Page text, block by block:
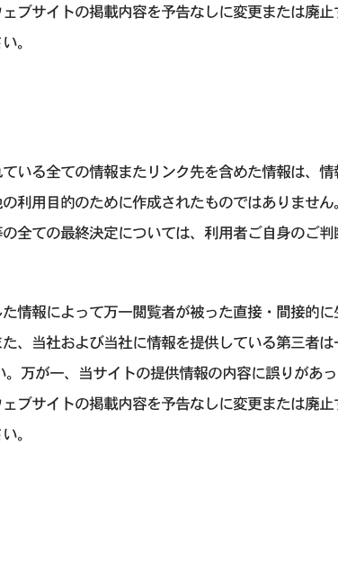
ブサイトの掲載内容を予告なしに変更または廃
。
いる全ての情報またリンク先を含めた情報は、情
利用目的のために作成されたものではありませ
全ての最終決定については、利用者ご自身のご
情報によって万一閲覧者が被った直接・間接的
、当社および当社に情報を提供している第三者
。万が一、当サイトの提供情報の内容に誤りがあ
ブサイトの掲載内容を予告なしに変更または廃
。